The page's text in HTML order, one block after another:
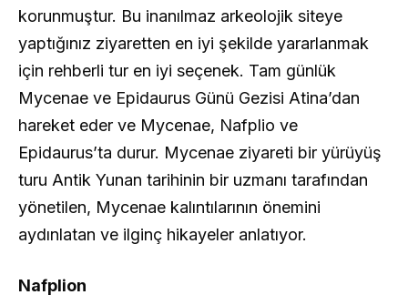
korunmuştur. Bu inanılmaz arkeolojik siteye
yaptığınız ziyaretten en iyi şekilde yararlanmak
için rehberli tur en iyi seçenek. Tam günlük
Mycenae ve Epidaurus Günü Gezisi Atina’dan
hareket eder ve Mycenae, Nafplio ve
Epidaurus’ta durur. Mycenae ziyareti bir yürüyüş
turu Antik Yunan tarihinin bir uzmanı tarafından
yönetilen, Mycenae kalıntılarının önemini
aydınlatan ve ilginç hikayeler anlatıyor.
Nafplion